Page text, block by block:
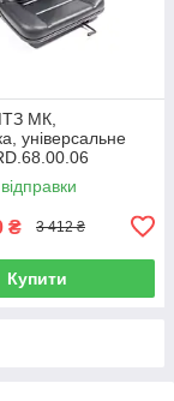
МК,
універсальне
₴ 3 412 ₴
Купити